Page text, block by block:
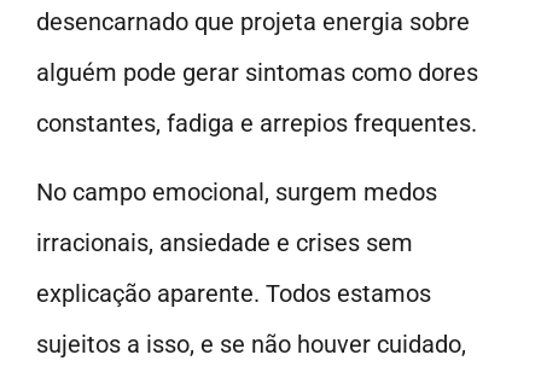
desencarnado que projeta energia sobre
alguém pode gerar sintomas como dores
constantes, fadiga e arrepios frequentes.
No campo emocional, surgem medos
irracionais, ansiedade e crises sem
explicação aparente. Todos estamos
sujeitos a isso, e se não houver cuidado,